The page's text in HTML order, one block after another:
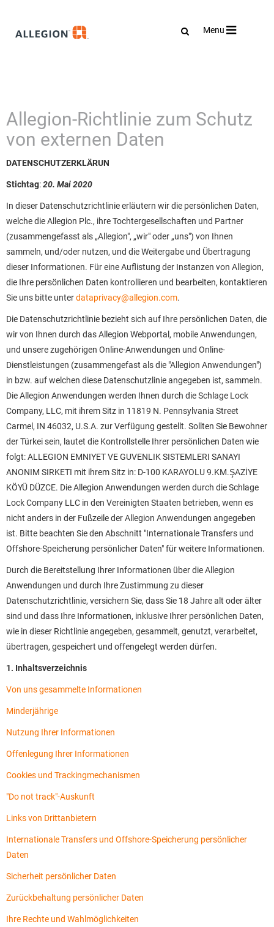
Toggle
Menu
Allegion-Richtlinie zum Schutz
von externen Daten
DATENSCHUTZERKLÄRUN
Stichtag:20. Mai 2020
In dieser Datenschutzrichtlinie erläutern wir die persönlichen Daten,
welche die Allegion Plc., ihre Tochtergesellschaften und Partner
(zusammengefasst als „Allegion", „wir" oder „uns") von Ihnen
sammeln, und/oder nutzen, und die Weitergabe und Übertragung
dieser Informationen. Für eine Auflistung der Instanzen von Allegion,
die Ihre persönlichen Daten kontrollieren und bearbeiten, kontaktieren
Sie uns bitte unterdataprivacy@allegion.com.
Die Datenschutzrichtlinie bezieht sich auf Ihre persönlichen Daten, die
wir von Ihnen durch das Allegion Webportal, mobile Anwendungen,
und unsere zugehörigen Online-Anwendungen und Online-
Dienstleistungen (zusammengefast als die "Allegion Anwendungen")
in bzw. auf welchen diese Datenschutzlinie angegeben ist, sammeln.
Die Allegion Anwendungen werden Ihnen durch die Schlage Lock
Company, LLC, mit ihrem Sitz in 11819 N. Pennsylvania Street
Carmel, IN 46032, U.S.A. zur Verfügung gestellt. Sollten Sie Bewohner
der Türkei sein, lautet die Kontrollstelle Ihrer persönlichen Daten wie
folgt: ALLEGION EMNIYET VE GUVENLIK SISTEMLERI SANAYI
ANONIM SIRKETI mit ihrem Sitz in: D-100 KARAYOLU 9.KM.ŞAZİYE
KÖYÜ DÜZCE. Die Allegion Anwendungen werden durch die Schlage
Lock Company LLC in den Vereinigten Staaten betrieben, wenn es
nicht anders in der Fußzeile der Allegion Anwendungen angegeben
ist. Bitte beachten Sie den Abschnitt "Internationale Transfers und
Offshore-Speicherung persönlicher Daten" für weitere Informationen.
Durch die Bereitstellung Ihrer Informationen über die Allegion
Anwendungen und durch Ihre Zustimmung zu dieser
Datenschutzrichtlinie, versichern Sie, dass Sie 18 Jahre alt oder älter
sind und dass Ihre Informationen, inklusive Ihrer persönlichen Daten,
wie in dieser Richtlinie angegeben, gesammelt, genutzt, verarbeitet,
übertragen, gespeichert und offengelegt werden dürfen.
1. Inhaltsverzeichnis
Von uns gesammelte Informationen
Minderjährige
Nutzung Ihrer Informationen
Offenlegung Ihrer Informationen
Cookies und Trackingmechanismen
"Do not track"-Auskunft
Links von Drittanbietern
Internationale Transfers und Offshore-Speicherung persönlicher
Daten
Sicherheit persönlicher Daten
Zurückbehaltung persönlicher Daten
Ihre Rechte und Wahlmöglichkeiten